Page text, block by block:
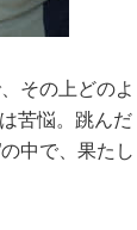
その上どのよ
苦悩。跳んだ
中で、果たし